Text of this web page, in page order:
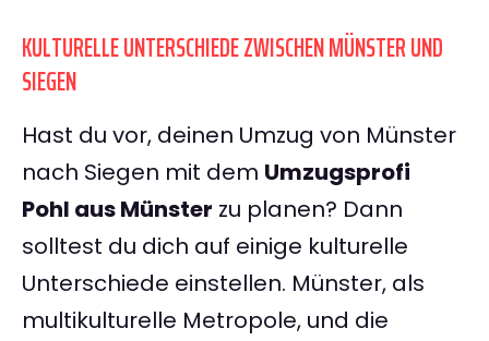
KULTURELLE UNTERSCHIEDE ZWISCHEN MÜNSTER UND
SIEGEN
Hast du vor, deinen Umzug von Münster
nach Siegen mit dem Umzugsprofi
Pohl aus Münster zu planen? Dann
solltest du dich auf einige kulturelle
Unterschiede einstellen. Münster, als
multikulturelle Metropole, und die